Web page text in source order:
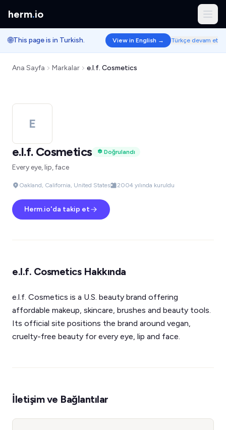
herm.io
🌐This page is in Turkish. View in English → Türkçe devam et
Ana Sayfa Markalar e.l.f. Cosmetics
E
e.l.f. Cosmetics
Doğrulandı
Every eye, lip, face
Oakland, California, United States 2004 yılında kuruldu
Herm.io'da takip et
e.l.f. Cosmetics Hakkında
e.l.f. Cosmetics is a U.S. beauty brand offering
affordable makeup, skincare, brushes and beauty tools.
Its official site positions the brand around vegan,
cruelty-free beauty for every eye, lip and face.
İletişim ve Bağlantılar